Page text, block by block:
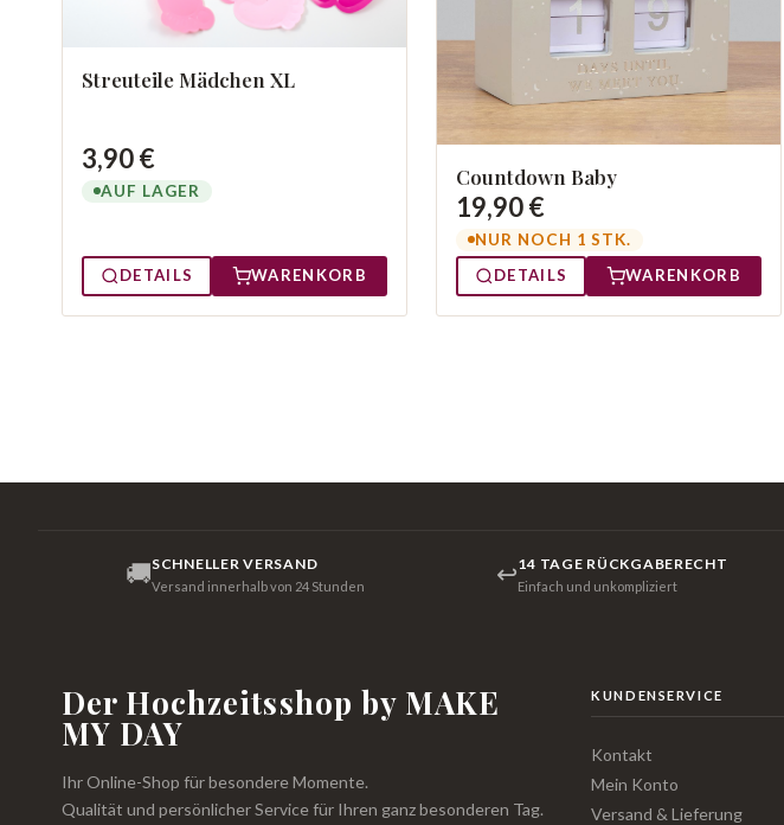
Streuteile Mädchen XL
3,90 €
AUF LAGER
DETAILS WARENKORB
Countdown Baby
19,90 €
NUR NOCH 1 STK.
DETAILS
WARENKORB
🚚SCHNELLER VERSAND
Versand innerhalb von 24 Stunden ↩14 TAGE RÜCKGABERECHT
Einfach und unkompliziert
Der Hochzeitsshop by MAKE
MY DAY
Ihr Online-Shop für besondere Momente.
Qualität und persönlicher Service für Ihren ganz besonderen Tag.
KUNDENSERVICE
Kontakt
Mein Konto
Versand & Lieferung